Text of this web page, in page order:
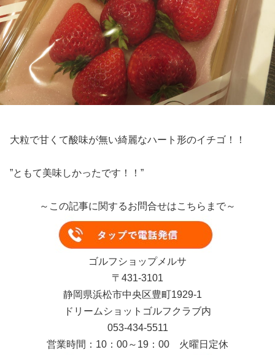
大粒で甘くて酸味が無い綺麗なハート形のイチゴ！！
”ともて美味しかったです！！”
～この記事に関するお問合せはこちらまで～
ゴルフショップメルサ
〒431-3101
静岡県浜松市中央区豊町1929-1
ドリームショットゴルフクラブ内
053-434-5511
営業時間：10：00～19：00 火曜日定休